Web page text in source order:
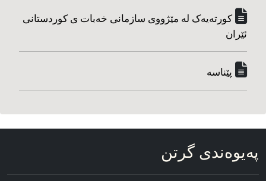
کورته‌یه‌ک له مێژووی سازمانی خه‌بات ی کوردستانی
ئێران
پێناسه‌
په‌یوه‌ندی گرتن